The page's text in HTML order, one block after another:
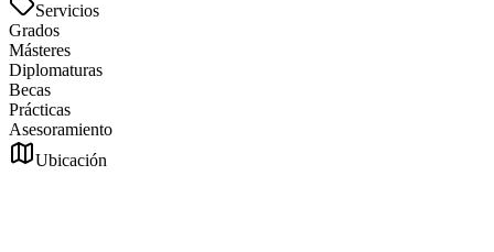
Servicios
Grados
Másteres
Diplomaturas
Becas
Prácticas
Asesoramiento
Ubicación